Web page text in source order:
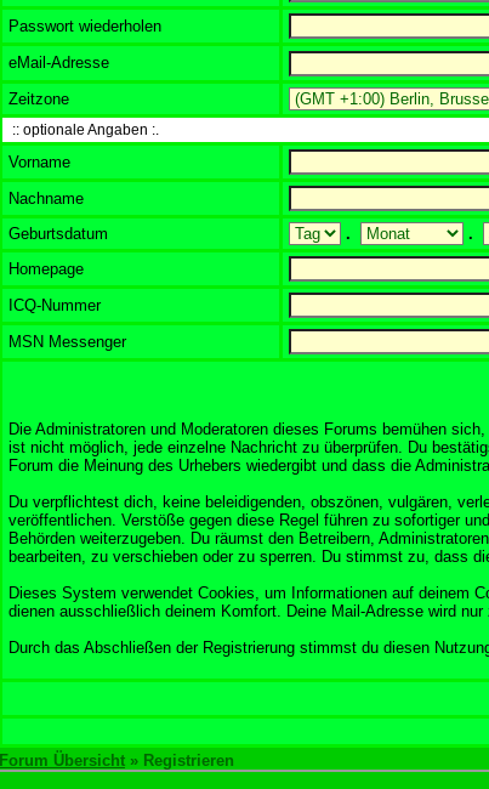
Passwort wiederholen
eMail-Adresse
Zeitzone
:: optionale Angaben :.
Vorname
Nachname
Geburtsdatum
.
.
Homepage
ICQ-Nummer
MSN Messenger
Die Administratoren und Moderatoren dieses Forums bemühen
ist nicht möglich, jede einzelne Nachricht zu überprüfen. Du
Forum die Meinung des Urhebers wiedergibt und dass die
Du verpflichtest dich, keine beleidigenden, obszönen, vulgären,
veröffentlichen. Verstöße gegen diese Regel führen zu sofortiger
Behörden weiterzugeben. Du räumst den Betreibern,
bearbeiten, zu verschieben oder zu sperren. Du stimmst zu, dass
Dieses System verwendet Cookies, um Informationen auf deinem
dienen ausschließlich deinem Komfort. Deine Mail-Adresse wird
Durch das Abschließen der Registrierung stimmst du diesen
Forum Übersicht » Registrieren